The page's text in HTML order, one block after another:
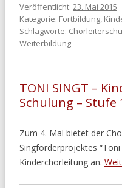
Veröffentlicht: 23. Mai 2015
Kategorie: Fortbildung,
Schlagworte:
Weiterbildung
TONI SINGT –
Schulung –
Zum 4. Mal bietet der
Singförderprojektes
Kinderchorleitung an.